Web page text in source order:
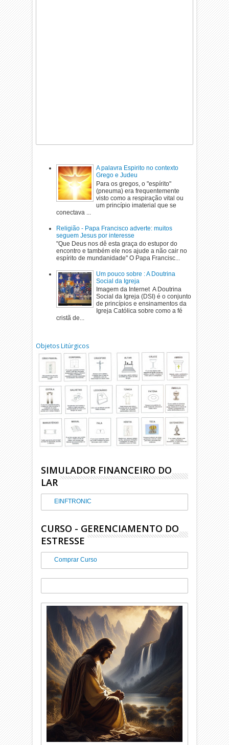
A palavra Espirito no contexto
Grego e Judeu
Para os gregos, o "espírito"
(pneuma) era frequentemente
visto como a respiração vital ou
um princípio imaterial que se
conectava ...
Religião - Papa Francisco adverte: muitos
seguem Jesus por interesse
"Que Deus nos dê esta graça do estupor do
encontro e também ele nos ajude a não cair no
espírito de mundanidade" O Papa Francisc...
Um pouco sobre : A Doutrina
Social da Igreja
Imagem da Internet A Doutrina
Social da Igreja (DSI) é o conjunto
de princípios e ensinamentos da
Igreja Católica sobre como a fé
cristã de...
Objetos Litúrgicos
SIMULADOR FINANCEIRO DO
LAR
EINFTRONIC
CURSO - GERENCIAMENTO DO
ESTRESSE
Comprar Curso